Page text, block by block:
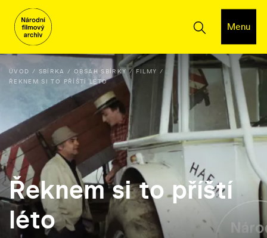
Menu
ÚVOD SBÍRKA OBSAH SBÍRKY
FILMY
ŘEKNEM SI TO PŘÍŠTÍ LÉTO
Řeknem si to příští
léto